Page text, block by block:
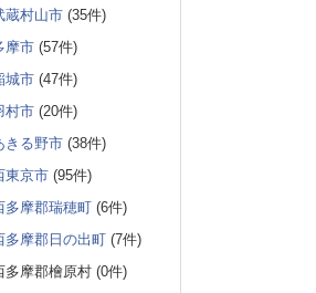
蔵村山市 (35件)
摩市 (57件)
城市 (47件)
村市 (20件)
きる野市 (38件)
東京市 (95件)
多摩郡瑞穂町 (6件)
多摩郡日の出町 (7件)
多摩郡檜原村 (0件)